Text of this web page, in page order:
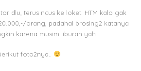
dlu, terus ncus ke loket. HTM kalo gak
orang, padahal brosing2 katanya
karena musim liburan yah..
foto2nya..